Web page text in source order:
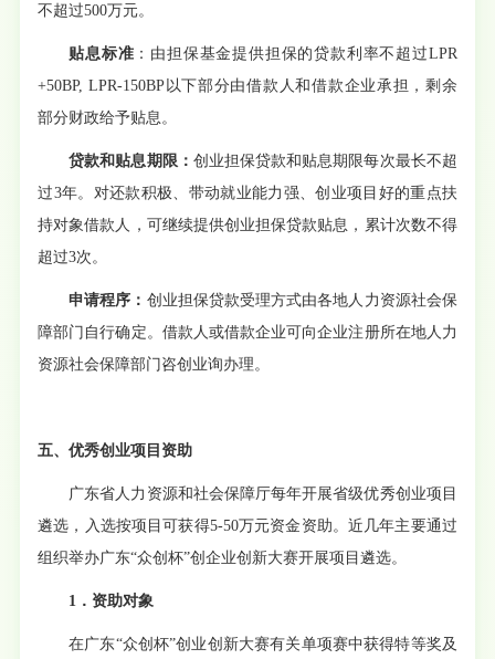
不超过500万元。
贴息标准 ：由担保基金提供担保的贷款利率不超过LPR
+50BP, LPR-150BP以下部分由借款人和借款企业承担，剩余
部分财政给予贴息。
贷款和贴息期限： 创业担保贷款和贴息期限每次最长不超
过3年。对还款积极、带动就业能力强、创业项目好的重点扶
持对象借款人，可继续提供创业担保贷款贴息，累计次数不得
超过3次。
申请程序： 创业担保贷款受理方式由各地人力资源社会保
障部门自行确定。借款人或借款企业可向企业注册所在地人力
资源社会保障部门咨创业询办理。
五、优秀创业项目资助
广东省人力资源和社会保障厅每年开展省级优秀创业项目
遴选，入选按项目可获得5-50万元资金资助。近几年主要通过
组织举办广东“众创杯”创企业创新大赛开展项目遴选。
1．资助对象
在广东“众创杯”创业创新大赛有关单项赛中获得特等奖及